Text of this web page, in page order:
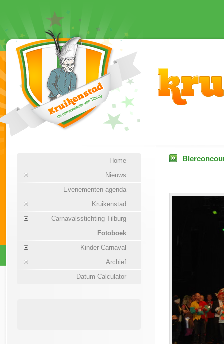
Home
Nieuws
Evenementen agenda
Kruikenstad
Carnavalsstichting Tilburg
Fotoboek
Kinder Carnaval
Archief
Datum Calculator